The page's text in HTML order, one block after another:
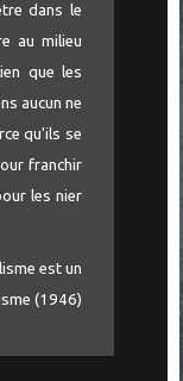
dans le
au milieu
que les
aucun ne
qu'ils se
franchir
les nier
est un
(1946)